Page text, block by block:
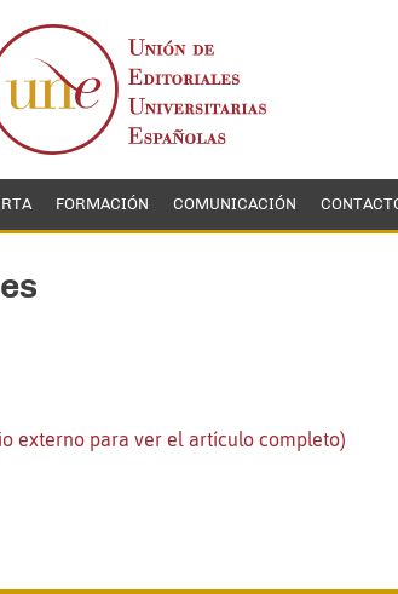
FORMACIÓN COMUNICACIÓN
externo para ver el artículo completo)